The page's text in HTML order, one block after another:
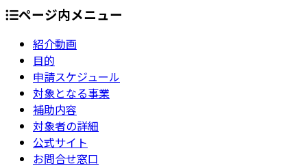
ページ内メニュー
紹介動画
目的
申請スケジュール
対象となる事業
補助内容
対象者の詳細
公式サイト
お問合せ窓口